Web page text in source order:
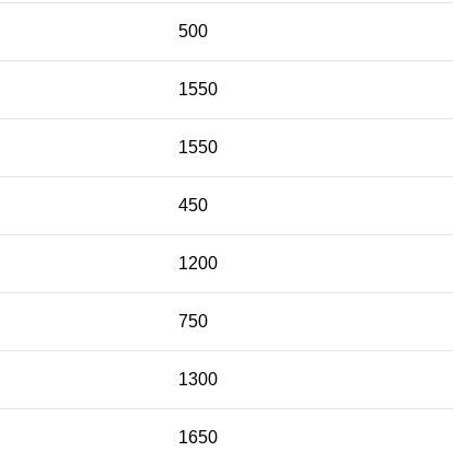
500
1550
1550
450
1200
750
1300
1650